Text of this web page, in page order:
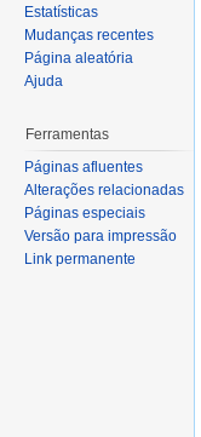
Estatísticas
Mudanças recentes
Página aleatória
Ajuda
Ferramentas
Páginas afluentes
Alterações relacionadas
Páginas especiais
Versão para impressão
Link permanente